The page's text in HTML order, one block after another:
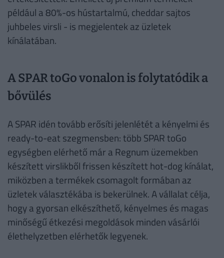
például a 80%-os hústartalmú, cheddar sajtos
juhbeles virsli - is megjelentek az üzletek
kínálatában.
A SPAR toGo vonalon is folytatódik a
bővülés
A SPAR idén tovább erősíti jelenlétét a kényelmi és
ready-to-eat szegmensben: több SPAR toGo
egységben elérhető már a Regnum üzemekben
készített virslikből frissen készített hot-dog kínálat,
miközben a termékek csomagolt formában az
üzletek választékába is bekerülnek. A vállalat célja,
hogy a gyorsan elkészíthető, kényelmes és magas
minőségű étkezési megoldások minden vásárlói
élethelyzetben elérhetők legyenek.